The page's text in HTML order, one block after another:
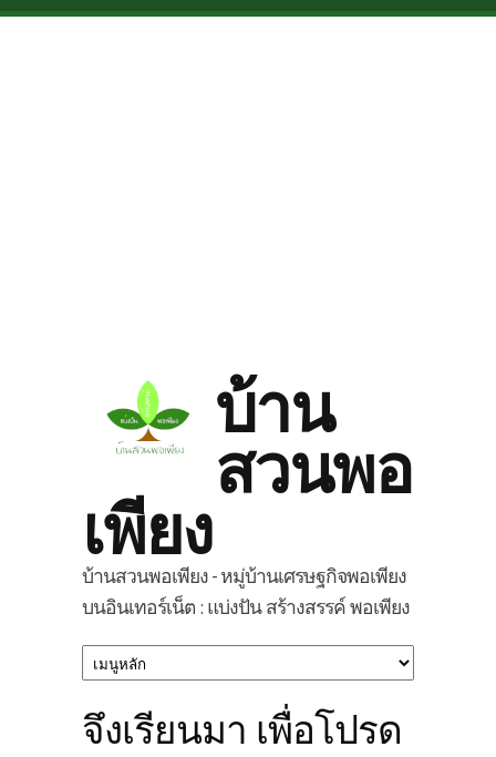
Skip to main content
บ้าน
สวนพอ
เพียง
บ้านสวนพอเพียง - หมู่บ้านเศรษฐกิจพอเพียง
บนอินเทอร์เน็ต : แบ่งปัน สร้างสรรค์ พอเพียง
จึงเรียนมา เพื่อโปรด